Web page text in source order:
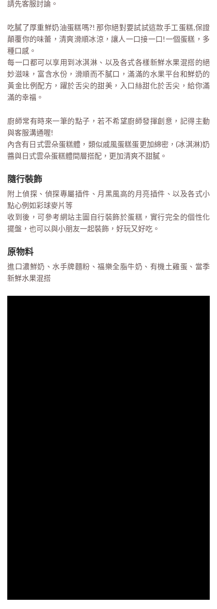
請先客服討論。
吃膩了厚重鮮奶油蛋糕嗎?! 那你絕對要試試這款手工蛋糕,保證
顛覆你的味蕾，清爽滑順冰涼，讓人一口接一口!一個蛋糕，多
種口感。
每一口都可以享用到冰淇淋、以及各式各樣新鮮水果混搭的絕
妙滋味，富含水份，滑順而不膩口，滿滿的水果平台和鮮奶的
黃金比例配方，躍於舌尖的甜美，入口絲甜化於舌尖，給你滿
滿的幸福。
廚師常有時來一筆的點子，若不希望廚師發揮創意，記得主動
與客服溝通喔!
內含有日式雲朵蛋糕體，類似戚風蛋糕蛋更加綿密，(冰淇淋)奶
醬與日式雲朵蛋糕體間層搭配，更加清爽不甜膩。
隨行裝飾
附上偵探、偵探專屬插件、月黑風高的月亮插件、以及各式小
點心例如彩球麥片等
收到後，可參考網站主圖自行裝飾於蛋糕，實行完全的個性化
擺盤，也可以與小朋友一起裝飾，好玩又好吃。
原物料
進口濃鮮奶、水手牌麵粉、福樂全脂牛奶、有機土雞蛋、當季
新鮮水果混搭